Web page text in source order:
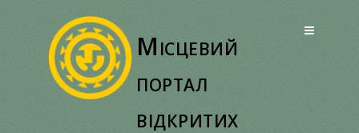
Місцевий
портал
відкритих